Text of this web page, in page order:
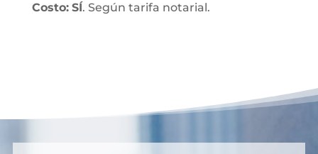
Costo: SÍ. Según tarifa notarial.